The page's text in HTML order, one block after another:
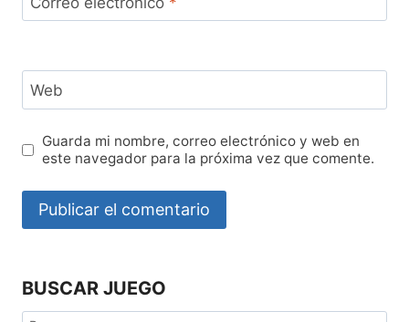
Web
Guarda mi nombre, correo electrónico y web en
este navegador para la próxima vez que comente.
BUSCAR JUEGO